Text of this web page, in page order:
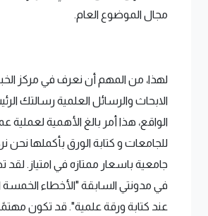
مجال الموضوع العام.
لهذا، من المهم أن نعرف في مركز
الابحاث والرسائل العلمية رسالتك
الواقع، هذا أمر بالغ الأهمية لعملية
للجامعات و كتابة الورق بأكملها نحن
جامعية باسعار ممتازه في امتياز.
في مدونتي السابقة "الأخطاء الخمسة
عند كتابة ورقة علمية". قد تكون